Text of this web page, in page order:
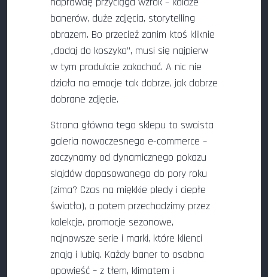
banerów, duże zdjęcia, storytelling
obrazem. Bo przecież zanim ktoś kliknie
„dodaj do koszyka”, musi się najpierw
w tym produkcie zakochać. A nic nie
działa na emocje tak dobrze, jak dobrze
dobrane zdjęcie.
Strona główna tego sklepu to swoista
galeria nowoczesnego e-commerce –
zaczynamy od dynamicznego pokazu
slajdów dopasowanego do pory roku
(zima? Czas na miękkie pledy i ciepłe
światło), a potem przechodzimy przez
kolekcje, promocje sezonowe,
najnowsze serie i marki, które klienci
znają i lubią. Każdy baner to osobna
opowieść – z tłem, klimatem i